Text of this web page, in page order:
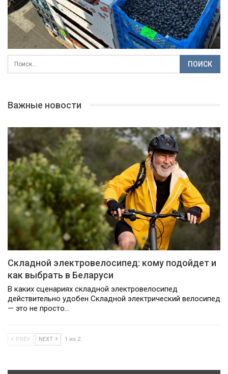
Важные новости
Складной электровелосипед: кому подойдет и
как выбрать в Беларуси
В каких сценариях складной электровелосипед
действительно удобен Складной электрический велосипед
— это не просто…
PREV NEXT 1 из 2